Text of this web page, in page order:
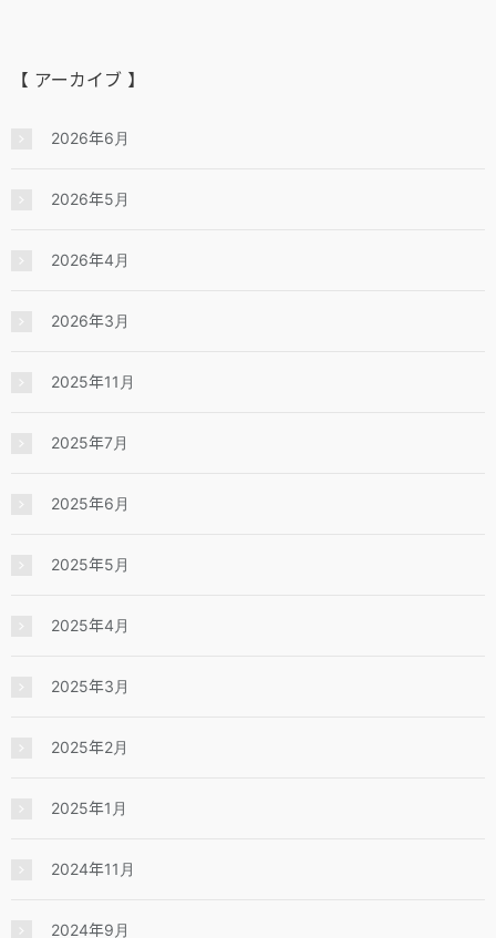
【 アーカイブ 】
2026年6月
2026年5月
2026年4月
2026年3月
2025年11月
2025年7月
2025年6月
2025年5月
2025年4月
2025年3月
2025年2月
2025年1月
2024年11月
2024年9月